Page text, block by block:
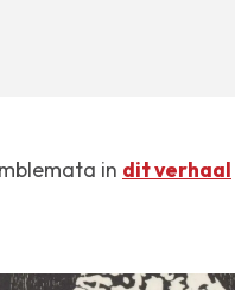
in dit verhaal